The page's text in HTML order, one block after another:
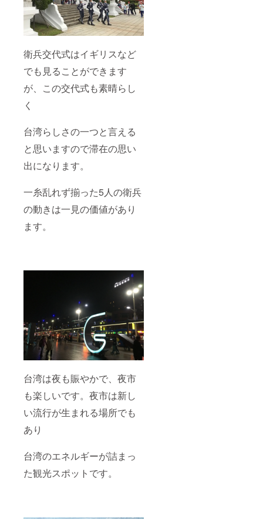
衛兵交代式はイギリスなど
でも見ることができます
が、この交代式も素晴らし
く
台湾らしさの一つと言える
と思いますので滞在の思い
出になります。
一糸乱れず揃った5人の衛兵
の動きは一見の価値があり
ます。
台湾は夜も賑やかで、夜市
も楽しいです。夜市は新し
い流行が生まれる場所でも
あり
台湾のエネルギーが詰まっ
た観光スポットです。